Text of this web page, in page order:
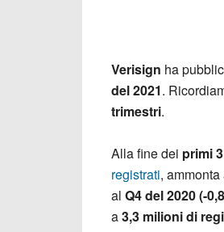
Verisign ha
del 2021.
trimestri.
Alla fine dei primi
registrati, ammonta
al Q4 del 2020 (-
a3,3 milioni di